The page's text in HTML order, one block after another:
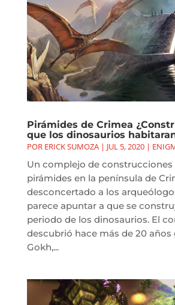
Pirámides de Crimea
que los dinosaurios
POR ERICK SUMOZA| JUL 5, 2020|
Un complejo de
pirámides en la península de
desconcertado a los
parece apuntar a que se
periodo de los dinosaurios. El
descubrió hace más de 20 años
Gokh,...